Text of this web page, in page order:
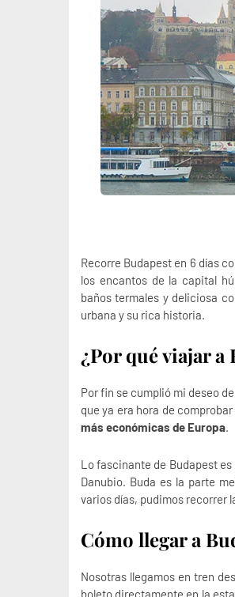
Recorre Budapest en 6 días
los encantos de la capital
baños termales y deliciosa
urbana y su rica historia.
¿Por qué viajar a
Por fin se cumplió mi deseo
que ya era hora de
más económicas de Europa.
Lo fascinante de Budapest
Danubio. Buda es la parte
varios días, pudimos recorrer
Cómo llegar a
Nosotras llegamos en tren
boleto directamente en la